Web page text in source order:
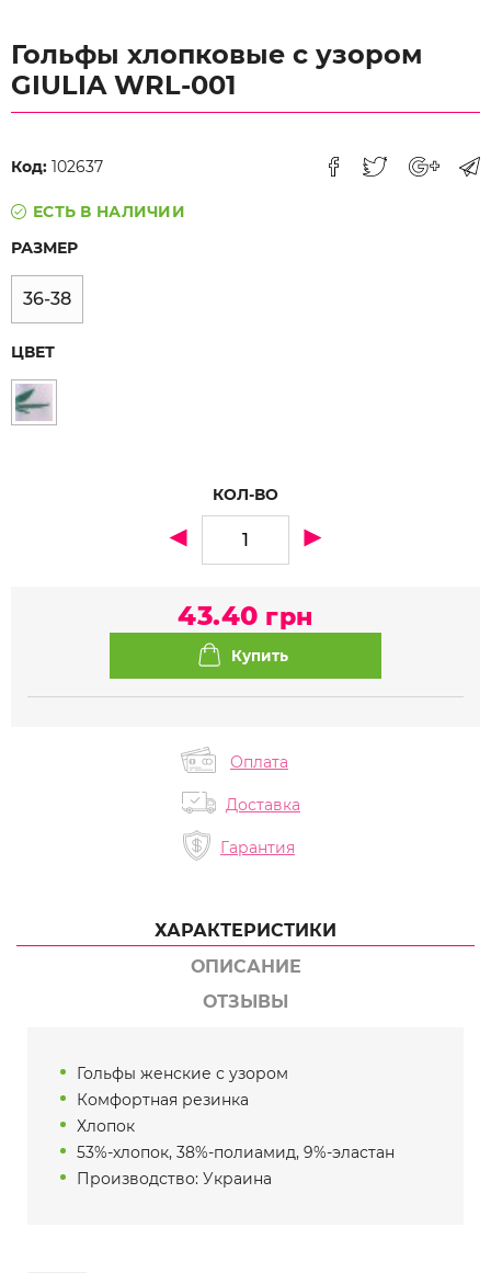
Гольфы хлопковые с узором
GIULIA WRL-001
Код: 102637
ЕСТЬ В НАЛИЧИИ
РАЗМЕР
36-38
ЦВЕТ
КОЛ-ВО
43.40 грн
Оплата
Доставка
Гарантия
ХАРАКТЕРИСТИКИ
ОПИСАНИЕ
ОТЗЫВЫ
Гольфы женские с узором
Комфортная резинка
Хлопок
53%-хлопок, 38%-полиамид, 9%-эластан
Производство: Украина